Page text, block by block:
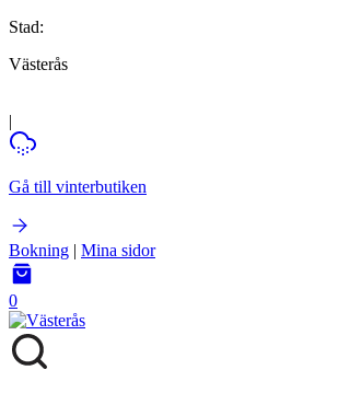
Stad:
Västerås
|
Gå till vinterbutiken
Bokning | Mina sidor
0